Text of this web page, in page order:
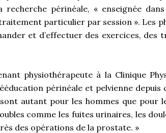
périnéale, « enseignée
particulier par session ». Les
et d’effectuer des exercices, des
physiothérapeute à la Clinique
périnéale et pelvienne depuis
autant pour les hommes que pour
comme les fuites urinaires, les
des opérations de la prostate. »